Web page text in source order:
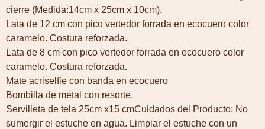
cierre (Medida:14cm x 25cm x 10cm).
Lata de 12 cm con pico vertedor forrada en ecocuero color
caramelo. Costura reforzada.
Lata de 8 cm con pico vertedor forrada en ecocuero color
caramelo. Costura reforzada.
Mate acriselfie con banda en ecocuero
Bombilla de metal con resorte.
Servilleta de tela 25cm x15 cmCuidados del Producto: No
sumergir el estuche en agua. Limpiar el estuche con un